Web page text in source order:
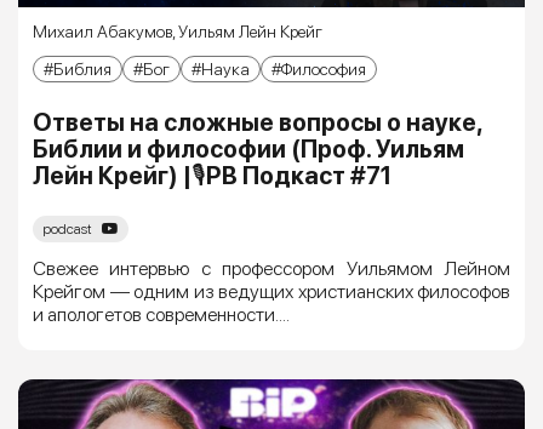
Михаил Абакумов,Уильям Лейн Крейг
Библия
Бог Наука Философия
Ответы на сложные вопросы о науке,
Библии и философии (Проф. Уильям
Лейн Крейг) |🎙РВ Подкаст #71
podcast
Свежее интервью с профессором Уильямом Лейном
Крейгом — одним из ведущих христианских философов
и апологетов современности....